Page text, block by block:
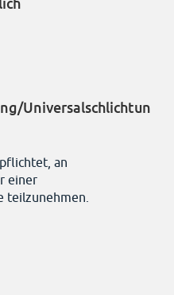
Universalschlichtun
an
einer
teilzunehmen.